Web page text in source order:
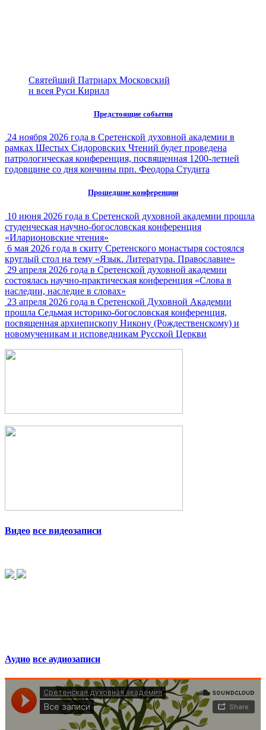
Святейший Патриарх Московский
и всея Руси Кирилл
Предстоящие события
24 ноября 2026 года в Сретенской духовной академии в
рамках Шестых Сидоровских Чтений будет проведена
патрологическая конференция, посвященная 1200-летней
годовщине со дня кончины прп. Феодора Студита
Прошедшие конференции
10 июня 2026 года в Сретенской духовной академии прошла
студенческая научно-богословская конференция
«Иларионовские чтения»
6 мая 2026 года в скиту Сретенского монастыря состоялся
круглый стол на тему «Язык. Литература. Православие»
29 апреля 2026 года в Сретенской духовной академии
состоялась научно-практическая конференция «Слова в
наследии, наследие в словах»
23 апреля 2026 года в Сретенской Духовной Академии
прошла Седьмая историко-богословская конференция,
посвященная архиепископу Никону (Рождественскому) и
новомученикам и исповедникам Русской Церкви
Видео все видеозаписи
Аудио все аудиозаписи